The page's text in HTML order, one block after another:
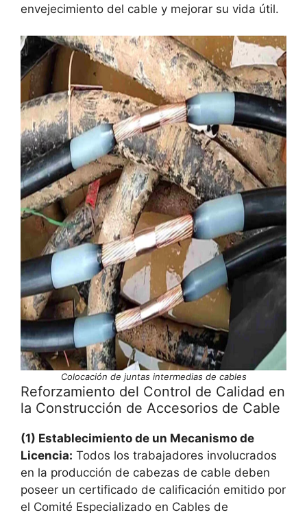
envejecimiento del cable y mejorar su vida útil.
Colocación de juntas intermedias de cables
Reforzamiento del Control de Calidad en
la Construcción de Accesorios de Cable
(1) Establecimiento de un Mecanismo de
Licencia: Todos los trabajadores involucrados
en la producción de cabezas de cable deben
poseer un certificado de calificación emitido por
el Comité Especializado en Cables de